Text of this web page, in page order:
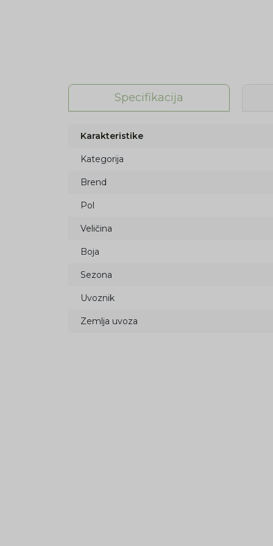
Specifikacija
Karakteristike
Kategorija
Brend
Pol
Veličina
Boja
Sezona
Uvoznik
Zemlja uvoza